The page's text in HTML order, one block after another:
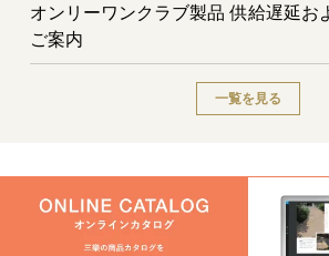
オンリーワンクラブ製品 供給遅延お
ご案内
一覧を見る